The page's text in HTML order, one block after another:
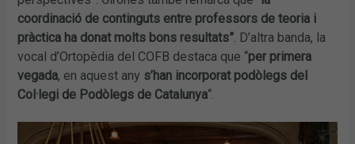
coordinació de continguts entre professors de teoria i
pràctica ha donat molts bons resultats”. D’altra banda, la
vocal d’Ortopèdia del COFB destaca que “per primera
vegada, en aquest any s’han incorporat podòlegs del
Col·legi de Podòlegs de Catalunya“.